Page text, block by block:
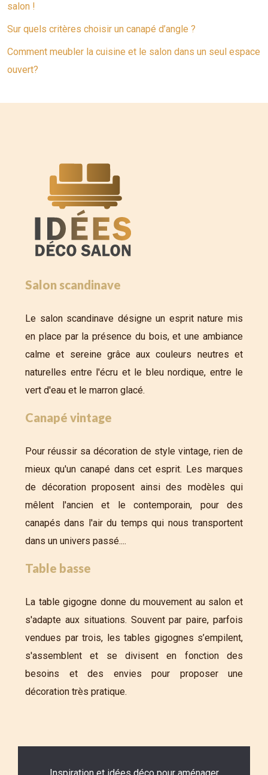
salon !
Sur quels critères choisir un canapé d’angle ?
Comment meubler la cuisine et le salon dans un seul espace
ouvert?
Salon scandinave
Le salon scandinave désigne un esprit nature mis
en place par la présence du bois, et une ambiance
calme et sereine grâce aux couleurs neutres et
naturelles entre l'écru et le bleu nordique, entre le
vert d'eau et le marron glacé.
Canapé vintage
Pour réussir sa décoration de style vintage, rien de
mieux qu'un canapé dans cet esprit. Les marques
de décoration proposent ainsi des modèles qui
mêlent l'ancien et le contemporain, pour des
canapés dans l'air du temps qui nous transportent
dans un univers passé....
Table basse
La table gigogne donne du mouvement au salon et
s'adapte aux situations. Souvent par paire, parfois
vendues par trois, les tables gigognes s’empilent,
s'assemblent et se divisent en fonction des
besoins et des envies pour proposer une
décoration très pratique.